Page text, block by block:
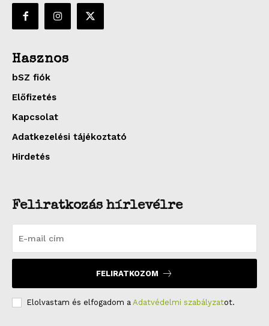
Hasznos
bSZ fiók
Előfizetés
Kapcsolat
Adatkezelési tájékoztató
Hirdetés
Feliratkozás hírlevélre
FELIRATKOZOM
Elolvastam és elfogadom a Adatvédelmi szabályzatot.